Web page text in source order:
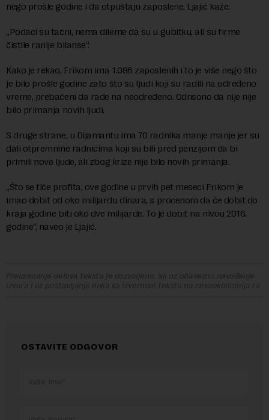
nego prošle godine i da otpuštaju zaposlene, Ljajić kaže:
„Podaci su tačni, nema dileme da su u gubitku, ali su firme
čistile ranije bilanse“.
Kako je rekao, Frikom ima 1.086 zaposlenih i to je više nego što
je bilo prošle godine zato što su ljudi koji su radili na određeno
vreme, prebačeni da rade na neodređeno. Odnsono da nije nije
bilo primanja novih ljudi.
S druge strane, u Dijamantu ima 70 radnika manje manje jer su
dali otpremnine radnicima koji su bili pred penzijom da bi
primili nove ljude, ali zbog krize nije bilo novih primanja.
„Što se tiče profita, ove godine u prvih pet meseci Frikom je
imao dobit od oko milijardu dinara, s procenom da će dobit do
kraja godine biti oko dve milijarde. To je dobit na nivou 2016.
godine“, naveo je Ljajić.
Preuzimanje delova teksta je dozvoljeno, ali uz obavezno navođenje
izvora i uz postavljanje linka ka izvornom tekstu na novaekonomija.rs
OSTAVITE ODGOVOR